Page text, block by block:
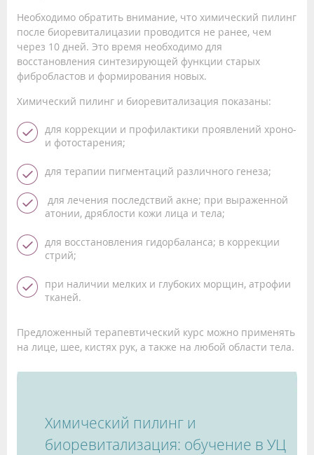
Необходимо обратить внимание, что химический пилинг
после биоревиталицазии проводится не ранее, чем
через 10 дней. Это время необходимо для
восстановления синтезирующей функции старых
фибробластов и формирования новых.
Химический пилинг и биоревитализация показаны:
для коррекции и профилактики проявлений хроно-
и фотостарения;
для терапии пигментаций различного генеза;
для лечения последствий акне; при выраженной
атонии, дряблости кожи лица и тела;
для восстановления гидорбаланса; в коррекции
стрий;
при наличии мелких и глубоких морщин, атрофии
тканей.
Предложенный терапевтический курс можно применять
на лице, шее, кистях рук, а также на любой области тела.
Химический пилинг и
биоревитализация: обучение в УЦ